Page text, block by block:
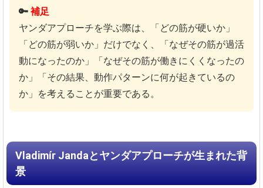
🔑 補足
ヤンダアプローチを学ぶ際は、「どの筋が硬いか」
「どの筋が弱いか」だけでなく、「なぜその筋が過活
動になったのか」「なぜその筋が働きにくくなったの
か」「その結果、動作パターンに何が起きているの
か」を考えることが重要である。
Vladimír Jandaとヤンダアプローチが生まれた背
景